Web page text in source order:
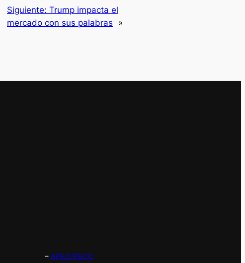
Siguiente: Trump impacta el
mercado con sus palabras
»
– APEC/PECC